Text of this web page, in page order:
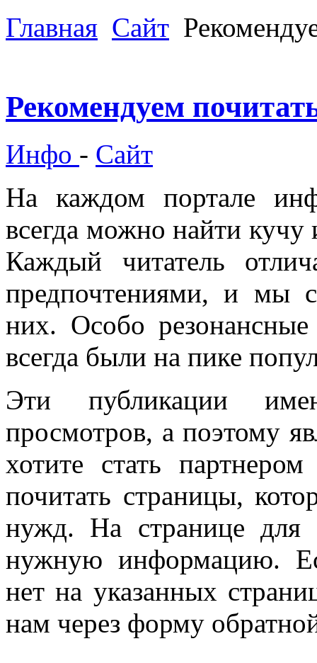
Главная Сайт
Рекомендуем
Инфо - Сайт
На каждом портале
всегда можно найти кучу
Каждый читатель
предпочтениями, и мы
них. Особо
всегда были на пике
Эти публикации
просмотров, а поэтому
хотите стать
почитать страницы,
нужд. На странице для
нужную информацию.
нет на указанных
нам через форму